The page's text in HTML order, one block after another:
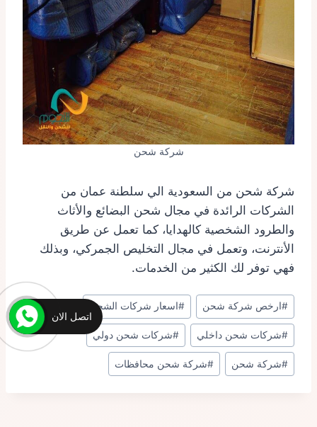
شركة شحن
شركة شحن من السعودية الي سلطنة عمان من
الشركات الرائدة في مجال شحن البضائع والأثاث
والطرود الشخصية كالهدايا، كما تعمل عن طريق
الأنترنت، وتعمل في مجال التخليص الجمركي، وبذلك
فهي توفر لك الكثير من الخدمات.
وسوم
المقال:
#ارخص شركة شحن #اسعار شركات الشحن
#شركات شحن داخلي #شركات شحن دولي
#شركة شحن #شركة شحن محافظات
اتصل الان